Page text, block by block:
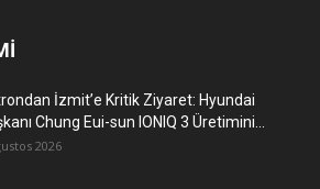
İzmit’e Kritik Ziyaret: Hyundai
Chung Eui-sun IONIQ 3 Üretimini...
2026